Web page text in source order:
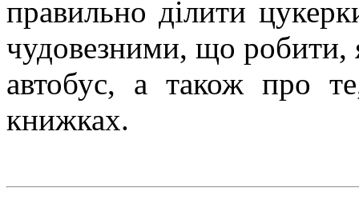
правильно ділити
чудовезними, що робити,
автобус, а також про
книжках.